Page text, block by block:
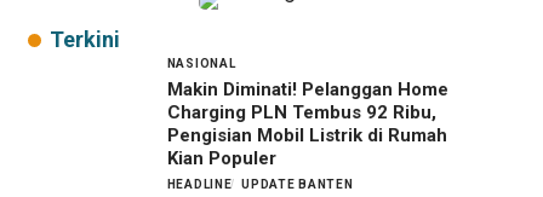
Terkini
NASIONAL
Makin Diminati! Pelanggan Home
Charging PLN Tembus 92 Ribu,
Pengisian Mobil Listrik di Rumah
Kian Populer
HEADLINE UPDATE BANTEN